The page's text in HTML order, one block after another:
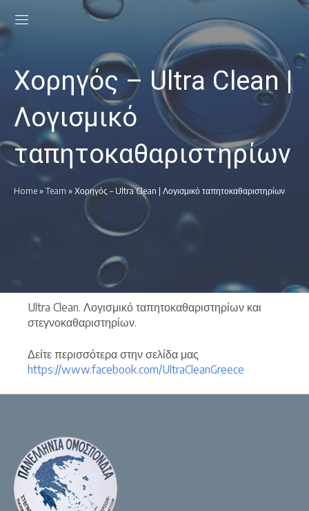
Χορηγός – Ultra Clean |
Λογισμικό
ταπητοκαθαριστηρίων
Home » Team » Χορηγός – Ultra Clean | Λογισμικό ταπητοκαθαριστηρίων
Ultra Clean. Λογισμικό ταπητοκαθαριστηρίων και
στεγνοκαθαριστηρίων.
Δείτε περισσότερα στην σελίδα μας
https://www.facebook.com/UltraCleanGreece